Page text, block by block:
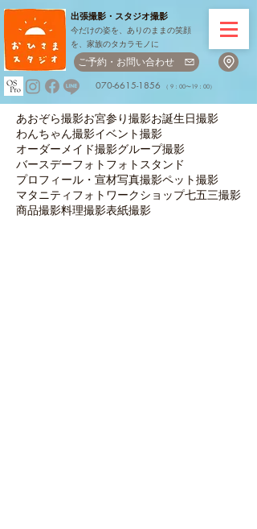
出張撮影・ スタジオ撮影
今だけの姿を、ありのままの笑顔
を、家族のタカラモノに
ご予約・お問い合わせ
070-6615-1856 （ 9：00〜19：00）
あおぞら撮影お宮参り撮影お誕生日撮影
わんちゃん撮影イベント撮影
オーダーメイド撮影グループ撮影
バースデーフォト フォトスタンド
プロフィール・宣材写真撮影ペット撮影
マタニティフォト ワークショップ七五三撮影
商品撮影料理撮影表紙撮影